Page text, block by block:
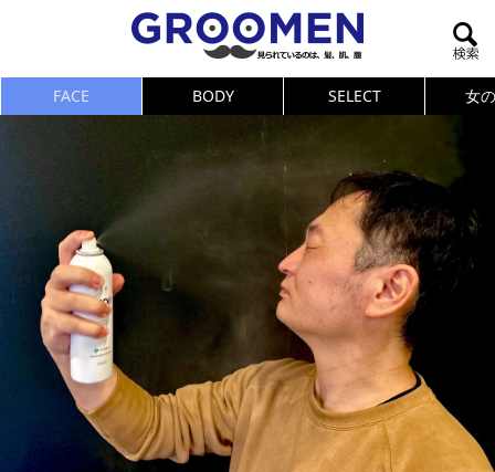
FACE BODY SELECT 女